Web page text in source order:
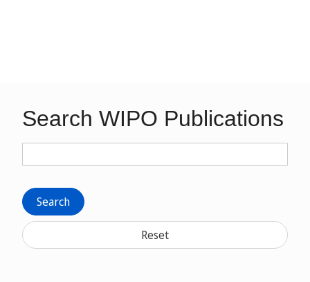
Search WIPO Publications
Search
Reset